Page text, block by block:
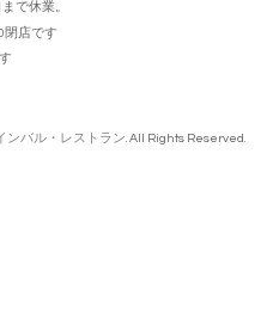
で休業。
店です
ンバル・レストラン . All Rights Reserved.